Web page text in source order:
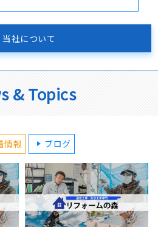
当社について
& Topics
情報 ブログ